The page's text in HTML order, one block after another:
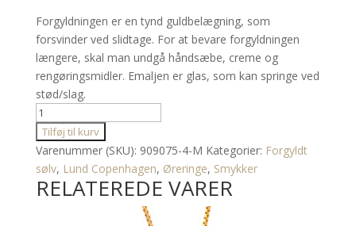
Forgyldningen er en tynd guldbelægning, som
forsvinder ved slidtage. For at bevare forgyldningen
længere, skal man undgå håndsæbe, creme og
rengøringsmidler. Emaljen er glas, som kan springe ved
stød/slag.
Lund
Copenhagen
Marguerit
Ørestikker
7,5
Tilføj til kurv
Varenummer (SKU): 909075-4-M Kategorier: Forgyldt
sølv, Lund Copenhagen, Øreringe, Smykker
RELATEREDE VARER